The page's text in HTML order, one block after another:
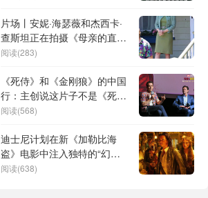
片场丨安妮·海瑟薇和杰西卡·
查斯坦正在拍摄《母亲的直
觉》
阅读(283)
《死侍》和《金刚狼》的中国
行：主创说这片子不是《死
侍》的续集，MCU的新面貌
阅读(568)
迪士尼计划在新《加勒比海
盗》电影中注入独特的“幻
想”元素
阅读(638)